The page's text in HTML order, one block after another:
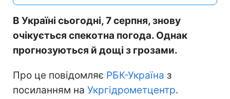
В Україні сьогодні, 7 серпня, знову
очікується спекотна погода. Однак
прогнозуються й дощі з грозами.
Про це повідомляє РБК-Україна з
посиланням на Укргідрометцентр.